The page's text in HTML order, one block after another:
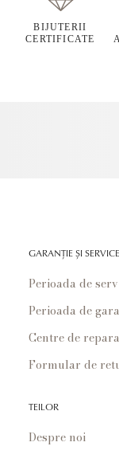
BIJUTERII
CERTIFICATE
GARANȚIE ȘI SERVICE
Perioada de
Perioada de
Centre de
Formular de
TEILOR
Despre noi